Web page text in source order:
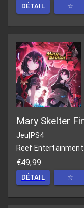
DÉTAIL ☆
Mary Skelter
Jeu PS4
Reef Entertainment
€49,99
DÉTAIL ☆